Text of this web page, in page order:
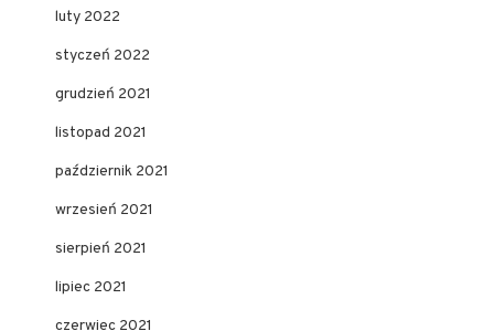
luty 2022
styczeń 2022
grudzień 2021
listopad 2021
październik 2021
wrzesień 2021
sierpień 2021
lipiec 2021
czerwiec 2021